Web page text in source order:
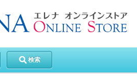
検索